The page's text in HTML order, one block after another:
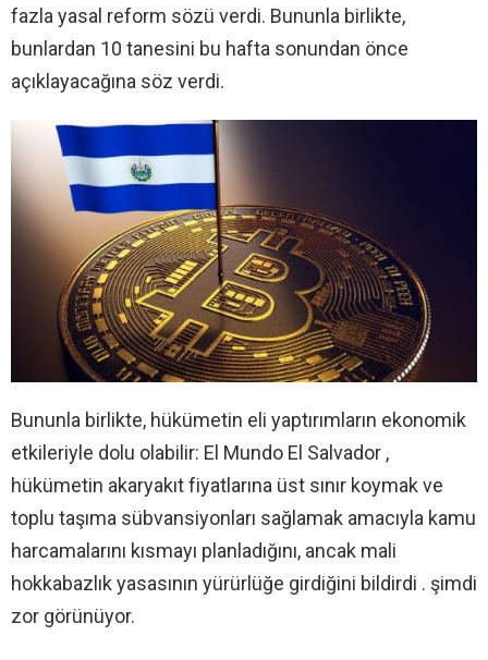
fazla yasal reform sözü verdi. Bununla birlikte,
bunlardan 10 tanesini bu hafta sonundan önce
açıklayacağına söz verdi.
Bununla birlikte, hükümetin eli yaptırımların ekonomik
etkileriyle dolu olabilir: El Mundo El Salvador ,
hükümetin akaryakıt fiyatlarına üst sınır koymak ve
toplu taşıma sübvansiyonları sağlamak amacıyla kamu
harcamalarını kısmayı planladığını, ancak mali
hokkabazlık yasasının yürürlüğe girdiğini bildirdi . şimdi
zor görünüyor.